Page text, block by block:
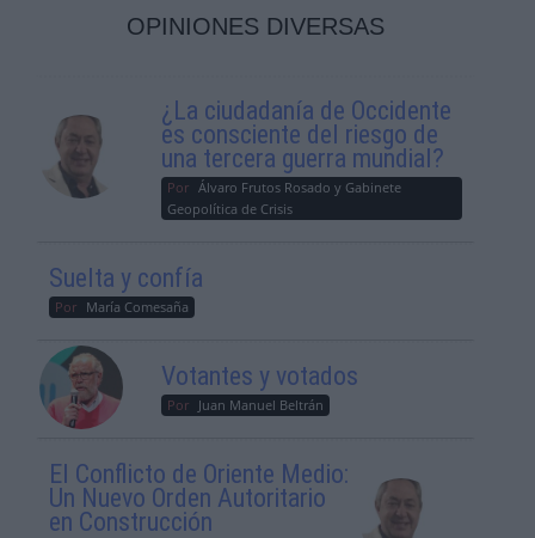
OPINIONES DIVERSAS
¿La ciudadanía de Occidente
es consciente del riesgo de
una tercera guerra mundial?
Por Álvaro Frutos Rosado y Gabinete
Geopolítica de Crisis
Suelta y confía
Por María Comesaña
Votantes y votados
Por Juan Manuel Beltrán
El Conflicto de Oriente Medio:
Un Nuevo Orden Autoritario
en Construcción